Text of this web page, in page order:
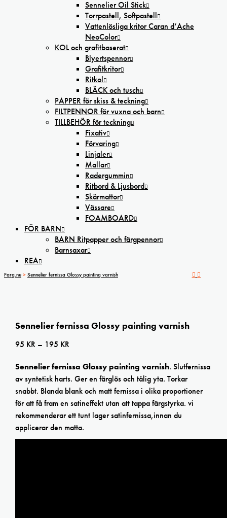
Sennelier Oil Stick
Torrpastell, Softpastell
Vattenlösliga kritor Caran d’Ache
NeoColor
KOL och grafitbaserat
Blyertspennor
Grafitkritor
Ritkol
BLÄCK och tusch
PAPPER för skiss & teckning
FILTPENNOR för vuxna och barn
TILLBEHÖR för teckning
Fixativ
Förvaring
Linjaler
Mallar
Radergummin
Ritbord & Ljusbord
Skärmattor
Vässare
FOAMBOARD
FÖR BARN
BARN Ritpapper och färgpennor
Barnsaxar
REA
Farg.nu > Sennelier fernissa Glossy painting varnish
Sennelier fernissa Glossy painting varnish
95 KR – 195 KR
till
195 kr
Sennelier fernissa Glossy painting varnish. Slutfernissa
av syntetisk harts. Ger en färglös och tålig yta. Torkar
snabbt. Blanda blank och matt fernissa i olika proportioner
för att få fram en satineffekt utan att tappa färgstyrka. vi
rekommenderar ett tunt lager satinfernissa,innan du
applicerar den matta.